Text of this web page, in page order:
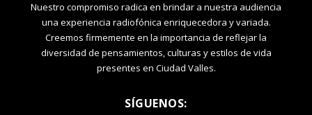
Nuestro compromiso radica en brindar a nuestra audiencia
una experiencia radiofónica enriquecedora y variada.
Creemos firmemente en la importancia de reflejar la
diversidad de pensamientos, culturas y estilos de vida
presentes en Ciudad Valles.
SÍGUENOS: